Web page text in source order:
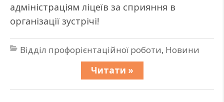
адміністраціям ліцеїв за сприяння в
організації зустрічі!
Відділ профорієнтаційної роботи, Новини
Читати »